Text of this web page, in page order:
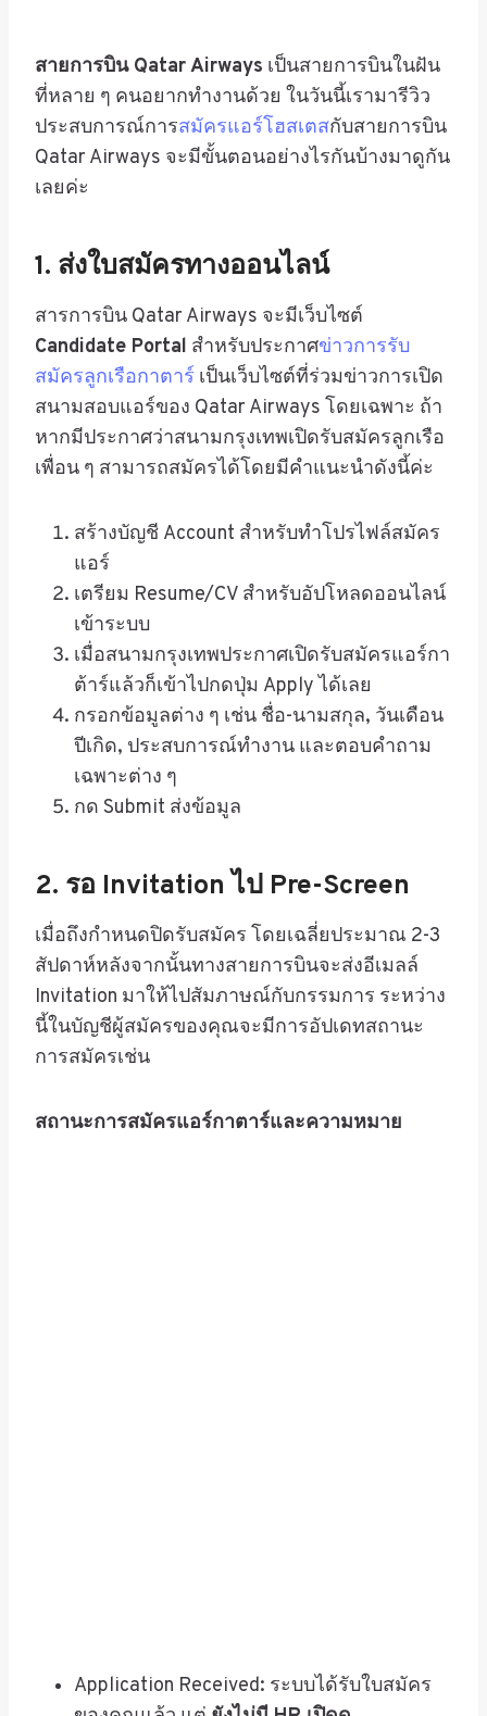
สายการบิน Qatar Airways เป็นสายการบินในฝัน
ที่หลาย ๆ คนอยากทำงานด้วย ในวันนี้เรามารีวิว
ประสบการณ์การสมัครแอร์โฮสเตสกับสายการบิน
Qatar Airways จะมีขั้นตอนอย่างไรกันบ้างมาดูกัน
เลยค่ะ
1. ส่งใบสมัครทางออนไลน์
สารการบิน Qatar Airways จะมีเว็บไซต์
Candidate Portal สำหรับประกาศข่าวการรับ
สมัครลูกเรือกาตาร์ เป็นเว็บไซต์ที่ร่วมข่าวการเปิด
สนามสอบแอร์ของ Qatar Airways โดยเฉพาะ ถ้า
หากมีประกาศว่าสนามกรุงเทพเปิดรับสมัครลูกเรือ
เพื่อน ๆ สามารถสมัครได้โดยมีคำแนะนำดังนี้ค่ะ
สร้างบัญชี Account สำหรับทำโปรไฟล์สมัคร
แอร์
เตรียม Resume/CV สำหรับอัปโหลดออนไลน์
เข้าระบบ
เมื่อสนามกรุงเทพประกาศเปิดรับสมัครแอร์กา
ต้าร์แล้วก็เข้าไปกดปุ่ม Apply ได้เลย
กรอกข้อมูลต่าง ๆ เช่น ชื่อ-นามสกุล, วันเดือน
ปีเกิด, ประสบการณ์ทำงาน และตอบคำถาม
เฉพาะต่าง ๆ
กด Submit ส่งข้อมูล
2. รอ Invitation ไป Pre-Screen
เมื่อถึงกำหนดปิดรับสมัคร โดยเฉลี่ยประมาณ 2-3
สัปดาห์หลังจากนั้นทางสายการบินจะส่งอีเมลล์
Invitation มาให้ไปสัมภาษณ์กับกรรมการ ระหว่าง
นี้ในบัญชีผู้สมัครของคุณจะมีการอัปเดทสถานะ
การสมัครเช่น
สถานะการสมัครแอร์กาตาร์และความหมาย
Application Received: ระบบได้รับใบสมัคร